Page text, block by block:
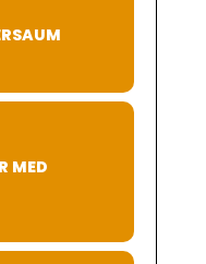
MED